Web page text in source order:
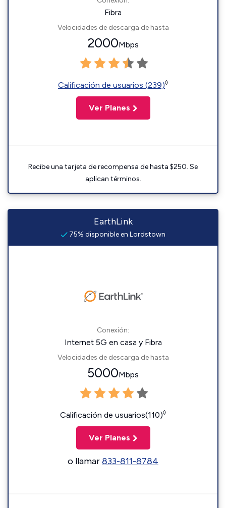
Fibra
Velocidades de descarga de hasta
2000Mbps
Calificación de usuarios (239)◊
Ver Planes
Recibe una tarjeta de recompensa de hasta $250. Se
aplican términos.
EarthLink
75% disponible en Lordstown
Conexión:
Internet 5G en casa y Fibra
Velocidades de descarga de hasta
5000Mbps
Calificación de usuarios(110)◊
Ver Planes
o llamar833-811-8784